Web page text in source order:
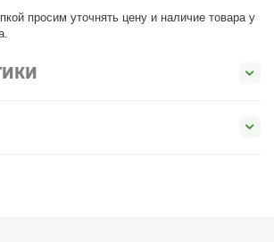
просим уточнять цену и наличие товара у